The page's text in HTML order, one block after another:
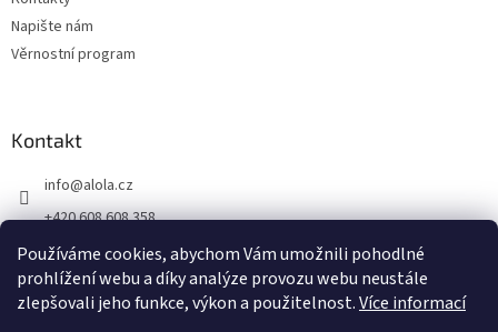
Používáme cookies, abychom Vám umožnili pohodlné
prohlížení webu a díky analýze provozu webu neustále
zlepšovali jeho funkce, výkon a použitelnost.Více informací
Napište nám
Věrnostní program
Kontakt
info@alola.cz
+420 608 608 358
https://www.facebook.com/alolaCZ
alola.cz/